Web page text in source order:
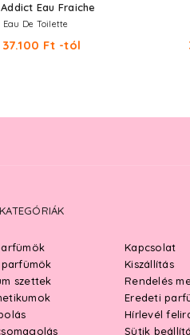
Eau Fraiche
Eau De Toilette
37.100 Ft -tól
szettek
Kapcsolat
Kiszállítás
Rendelés
Eredeti
Hírlevél
Sütik